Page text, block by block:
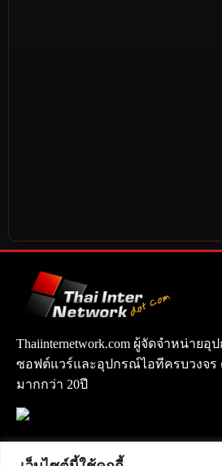
Thaiinternetwork.com ผู้จัดจำหน่าย
ซอฟต์แวร์และอุปกรณ์ไอทีครบวงจร
มากกว่า 20ปี